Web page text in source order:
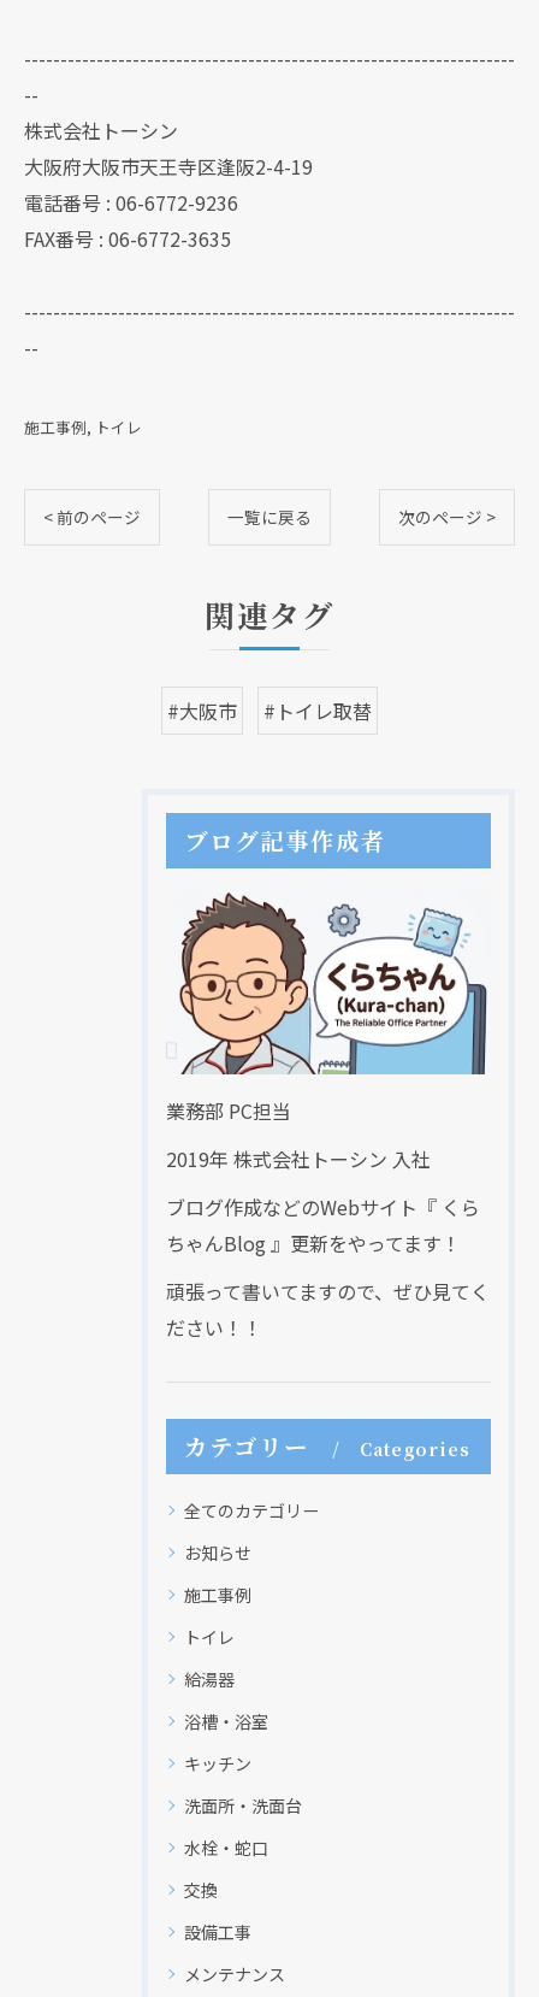
--------------------------------------------------------------------
--
株式会社トーシン
大阪府大阪市天王寺区逢阪2-4-19
電話番号 : 06-6772-9236
FAX番号 : 06-6772-3635
--------------------------------------------------------------------
--
施工事例 トイレ
< 前のページ 一覧に戻る 次のページ >
関連タグ
#大阪市 #トイレ取替
ブログ記事作成者
業務部 PC担当
2019年 株式会社トーシン 入社
ブログ作成などのWebサイト『 くら
ちゃんBlog 』更新をやってます！
頑張って書いてますので、ぜひ見てく
ださい！！
カテゴリー Categories
全てのカテゴリー
お知らせ
施工事例
トイレ
給湯器
浴槽・浴室
キッチン
洗面所・洗面台
水栓・蛇口
交換
設備工事
メンテナンス
現在、新聞に入っている折込チラシです。
クリックでチラシのページにジャンプします
現在、新聞に入っている折込チラシです。
クリックでチラシのページにジャンプします